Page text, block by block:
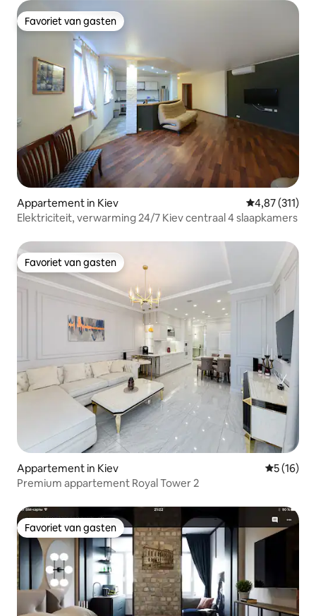
Favoriet van gasten
Favoriet van gasten
Appartement in Kiev Gemiddelde
4,87 (311)
Elektriciteit, verwarming 24/7 Kiev centraal 4 slaapkamers
Favoriet van gasten
Favoriet van gasten
Appartement in Kiev
5 (16)
Premium appartement Royal Tower 2
Favoriet van gasten
Favoriet van gasten